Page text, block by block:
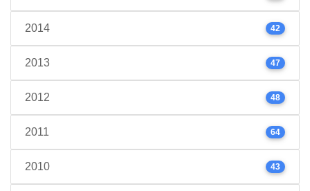
2014 42
2013 47
2012 48
2011 64
2010 43